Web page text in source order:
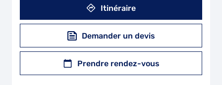
Itinéraire
Demander un devis
Prendre rendez-vous